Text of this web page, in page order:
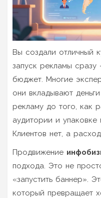
Вы создали отличный
запуск рекламы
бюджет. Многие
они вкладывают
рекламу до того, как
аудитории и упаковке
Клиентов нет, а
Продвижение
подхода. Это не
«запустить баннер».
который превращает